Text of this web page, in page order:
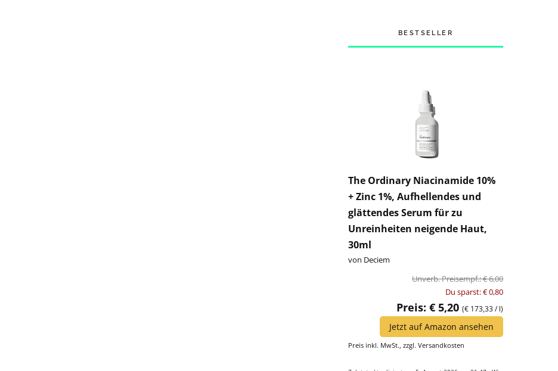
BESTSELLER
The Ordinary Niacinamide 10%
+ Zinc 1%, Aufhellendes und
glättendes Serum für zu
Unreinheiten neigende Haut,
30ml
von Deciem
Unverb. Preisempf.: € 6,00
Du sparst: € 0,80
Preis: € 5,20 (€ 173,33 / l)
Jetzt auf Amazon ansehen
Preis inkl. MwSt., zzgl. Versandkosten